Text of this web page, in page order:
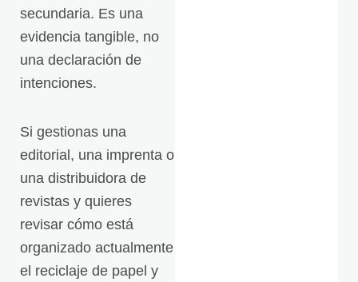
secundaria. Es una
evidencia tangible, no
una declaración de
intenciones.
Si gestionas una
editorial, una imprenta o
una distribuidora de
revistas y quieres
revisar cómo está
organizado actualmente
el reciclaje de papel y